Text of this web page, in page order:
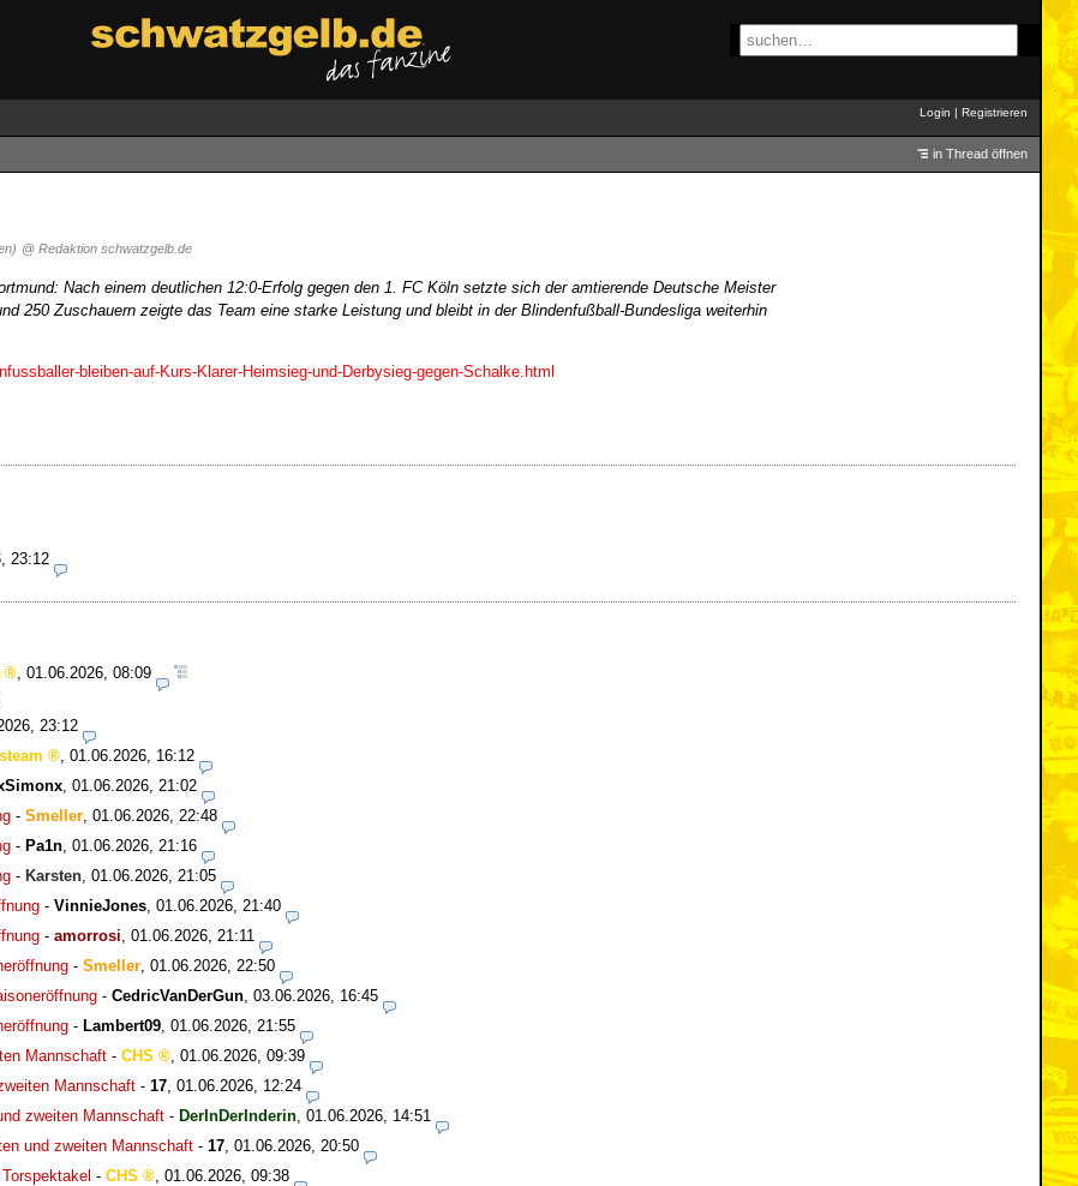
Login | Registrieren
in Thread öffnen
@ Redaktion schwatzgelb.de
Nach einem deutlichen 12:0-Erfolg gegen den 1. FC Köln setzte sich der amtierende Deutsche Meister
250 Zuschauern zeigte das Team eine starke Leistung und bleibt in der Blindenfußball-Bundesliga weiterhin
bleiben-auf-Kurs-Klarer-Heimsieg-und-Derbysieg-gegen-Schalke.html
23:12
01.06.2026, 08:09
23:12
01.06.2026, 16:12
01.06.2026, 21:02
- Smeller 01.06.2026, 22:48
- Pa1n 01.06.2026, 21:16
- Karsten 01.06.2026, 21:05
- VinnieJones 01.06.2026, 21:40
- amorrosi 01.06.2026, 21:11
- Smeller 01.06.2026, 22:50
- CedricVanDerGun 03.06.2026, 16:45
- Lambert09 01.06.2026, 21:55
Mannschaft - CHS
01.06.2026, 09:39
Mannschaft - 17 01.06.2026, 12:24
zweiten Mannschaft - DerInDerInderin 01.06.2026, 14:51
und zweiten Mannschaft - 17 01.06.2026, 20:50
- CHS
01.06.2026, 09:38